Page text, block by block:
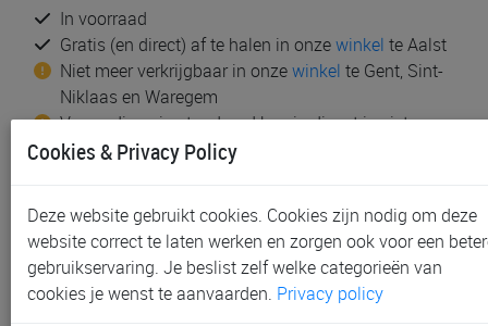
In voorraad
Gratis (en direct) af te halen in onzewinkel te Aalst
Niet meer verkrijgbaar in onzewinkel te Gent, Sint-
Niklaas en Waregem
Verzending via standaard koerierdienst is niet
mogelijk wegens beschadigingsrisico, te groot
Productinformatie & specificaties
Voorraad bij Paradisio
Cookies & Privacy Policy
Deze website gebruikt cookies. Cookies zijn nodig om deze
website correct te laten werken en zorgen ook voor een
gebruikservaring. Je beslist zelf welke categorieën van
cookies je wenst te aanvaarden. Privacy policy